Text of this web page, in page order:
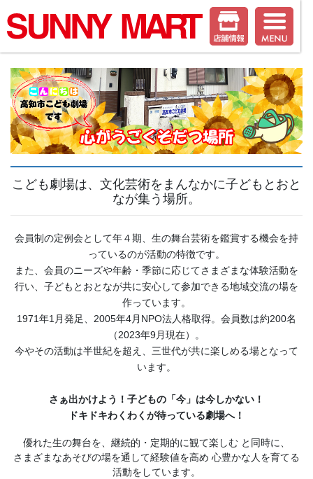
こども劇場は、文化芸術をまんなかに子どもとおと
なが集う場所。
会員制の定例会として年４期、生の舞台芸術を鑑賞する機会を持
っているのが活動の特徴です。
また、会員のニーズや年齢・季節に応じてさまざまな体験活動を
行い、子どもとおとなが共に安心して参加できる地域交流の場を
作っています。
1971年1月発足、2005年4月NPO法人格取得。会員数は約200名
（2023年9月現在）。
今やその活動は半世紀を超え、三世代が共に楽しめる場となって
います。
さぁ出かけよう！子どもの「今」は今しかない！
ドキドキわくわくが待っている劇場へ！
優れた生の舞台を、継続的・定期的に観て楽しむ と同時に、
さまざまなあそびの場を通して経験値を高め 心豊かな人を育てる
活動をしています。